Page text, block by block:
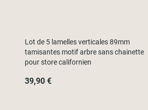
Lot de 5 lamelles verticales 89mm
tamisantes motif arbre sans chainette
pour store californien
39,90 €